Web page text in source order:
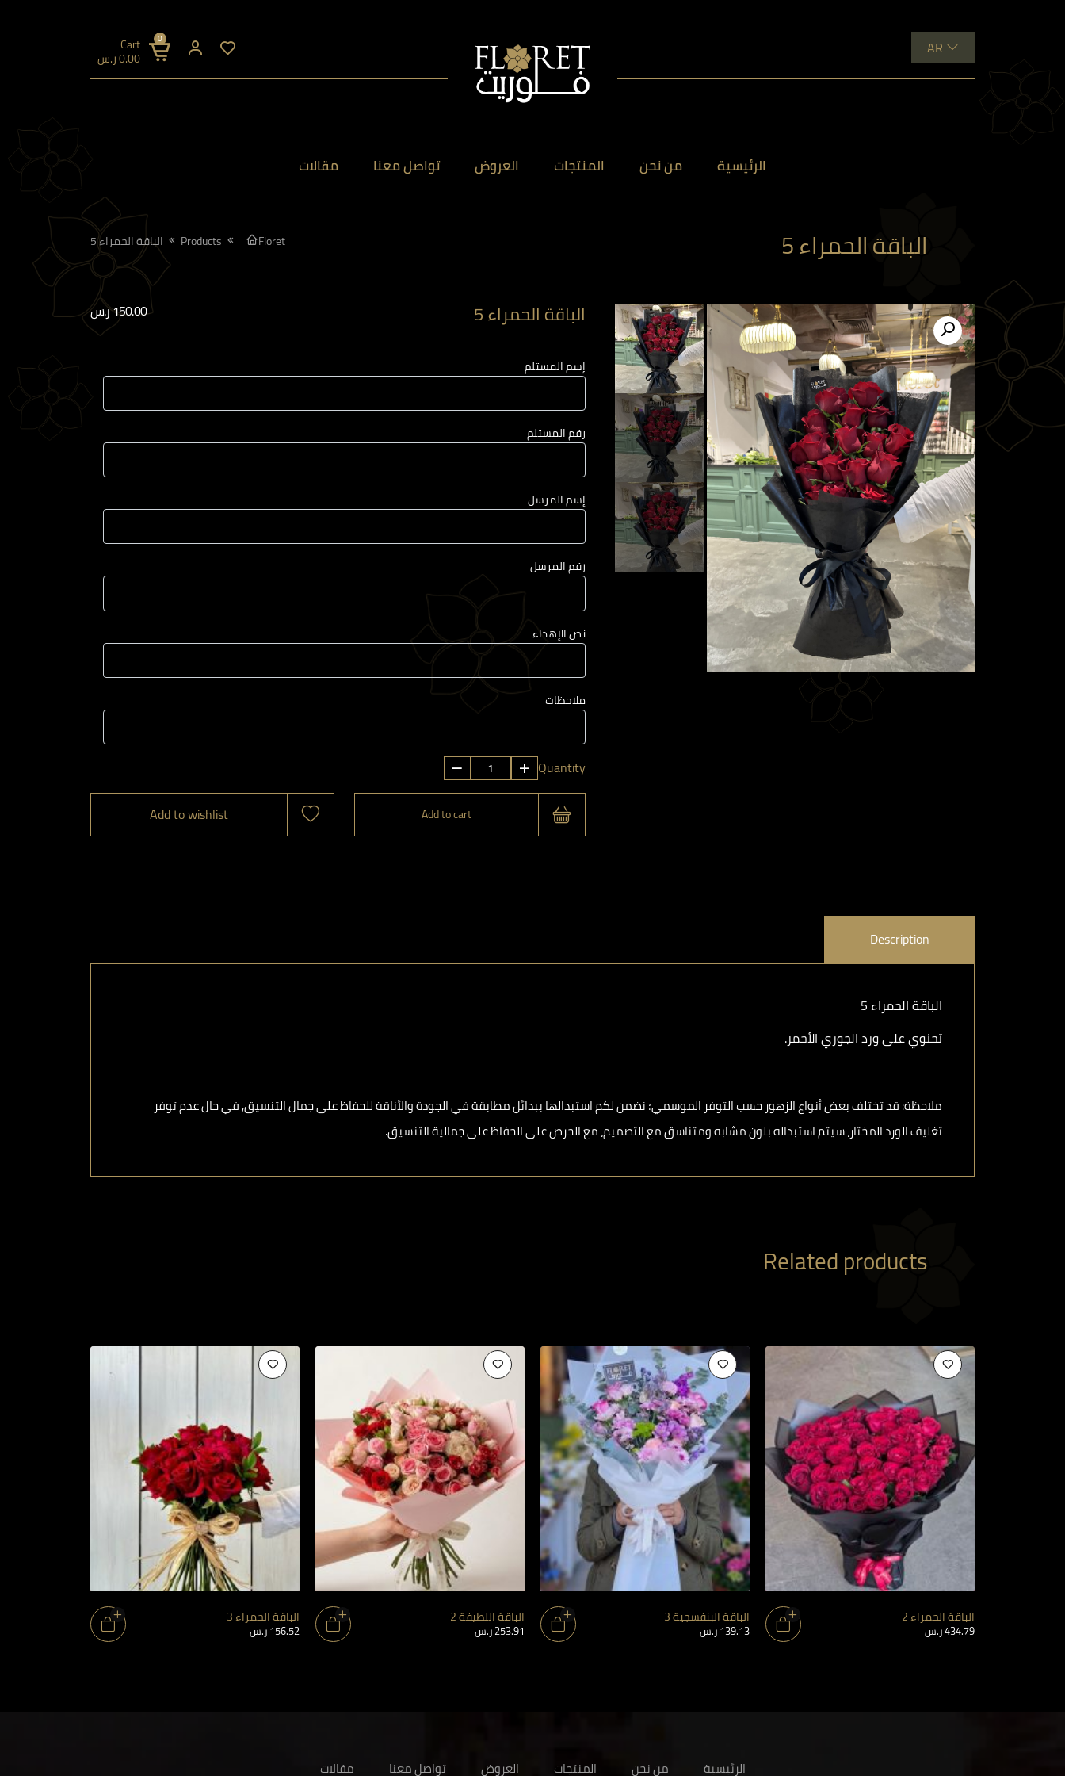
0
Cart
0.00ر.س
الرئيسية من نحن المنتجات العروض تواصل معنا مقالات
الباقة الحمراء 5 Floret
Products الباقة الحمراء 5
الباقة الحمراء 5 150.00ر.س
إسم المستلم
رقم المستلم
إسم المرسل
رقم المرسل
نص الإهداء
ملاحظات
Quantity
الباقة
الحمراء
5
Add to cart
Add to wishlist
Description
الباقة الحمراء 5
تحنوي على ورد الجوري الأحمر.
ملاحظة: قد تختلف بعض أنواع الزهور حسب التوفر الموسمي؛ نضمن لكم استبدالها ببدائل مطابقة في الجودة والأناقة للحفاظ على جمال التنسيق, في حال عدم توفر
تغليف الورد المختار، سيتم استبداله بلون مشابه ومتناسق مع التصميم، مع الحرص على الحفاظ على جمالية التنسيق.
Related products
الباقة الحمراء 2
434.79ر.س
الباقة البنفسجية 3
139.13ر.س
الباقة اللطيفة 2
253.91ر.س
الباقة الحمراء 3
156.52ر.س
الرئيسية من نحن المنتجات العروض تواصل معنا مقالات